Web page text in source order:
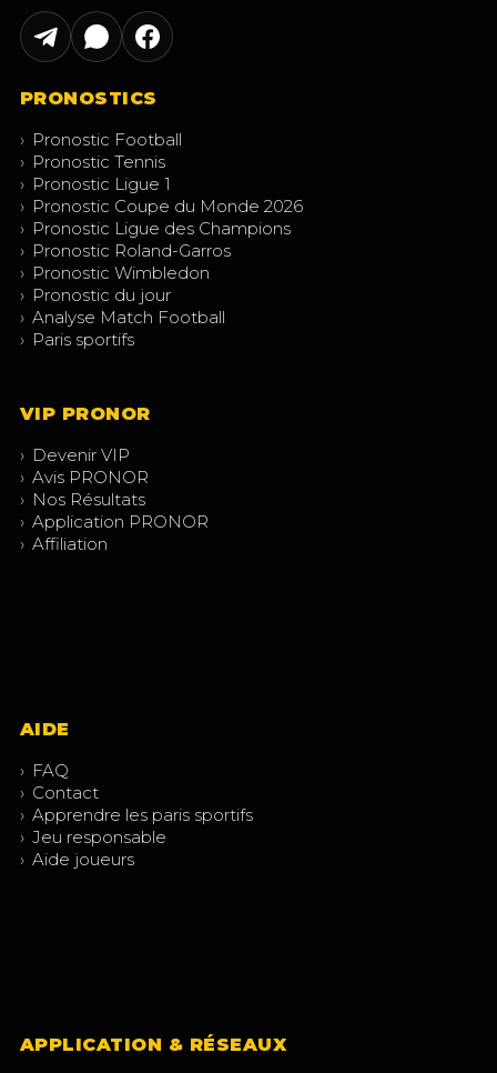
PRONOSTICS
› Pronostic Football
› Pronostic Tennis
› Pronostic Ligue 1
› Pronostic Coupe du Monde 2026
› Pronostic Ligue des Champions
› Pronostic Roland-Garros
› Pronostic Wimbledon
› Pronostic du jour
› Analyse Match Football
› Paris sportifs
VIP PRONOR
› Devenir VIP
› Avis PRONOR
› Nos Résultats
› Application PRONOR
› Affiliation
AIDE
› FAQ
› Contact
› Apprendre les paris sportifs
› Jeu responsable
› Aide joueurs
APPLICATION & RÉSEAUX